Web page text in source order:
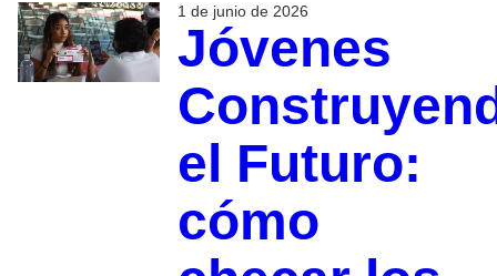
1 de junio de 2026
Jóvenes
el Futuro:
cómo